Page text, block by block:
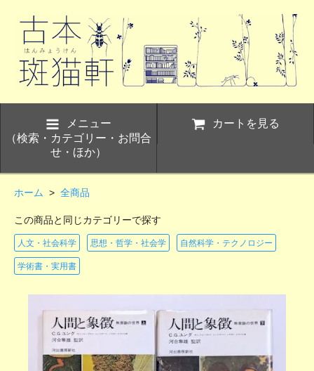
メニュー
（検索・カテゴリー・お問合
せ・ほか）
カートを見る
ホーム > 全商品
この商品と同じカテゴリーで探す
人文・社会科学 思想・哲学・社会学 自然科学・テクノロジー
学術書・実用書